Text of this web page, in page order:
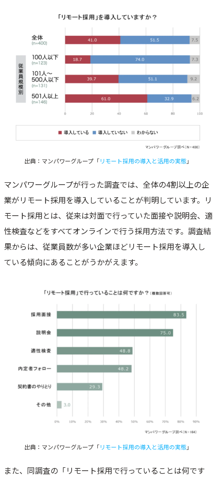
出典：マンパワーグループ「リモート採用の導入と活用の実態」
マンパワーグループが行った調査では、全体の4割以上の企
業がリモート採用を導入していることが判明しています。リ
モート採用とは、従来は対面で行っていた面接や説明会、適
性検査などをすべてオンラインで行う採用方法です。調査結
果からは、従業員数が多い企業ほどリモート採用を導入し
ている傾向にあることがうかがえます。
出典：マンパワーグループ「リモート採用の導入と活用の実態」
また、同調査の「リモート採用で行っていることは何です